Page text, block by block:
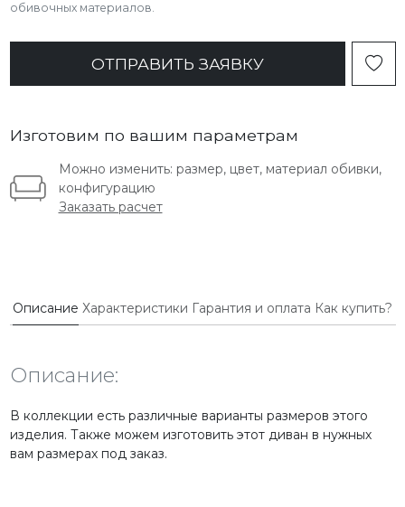
обивочных материалов.
ОТПРАВИТЬ ЗАЯВКУ
Изготовим по вашим параметрам
Можно изменить: размер, цвет, материал обивки,
конфигурацию
Заказать расчет
Описание Характеристики Гарантия и оплата Как купить?
Описание:
В коллекции есть различные варианты размеров этого
изделия. Также можем изготовить этот диван в нужных
вам размерах под заказ.